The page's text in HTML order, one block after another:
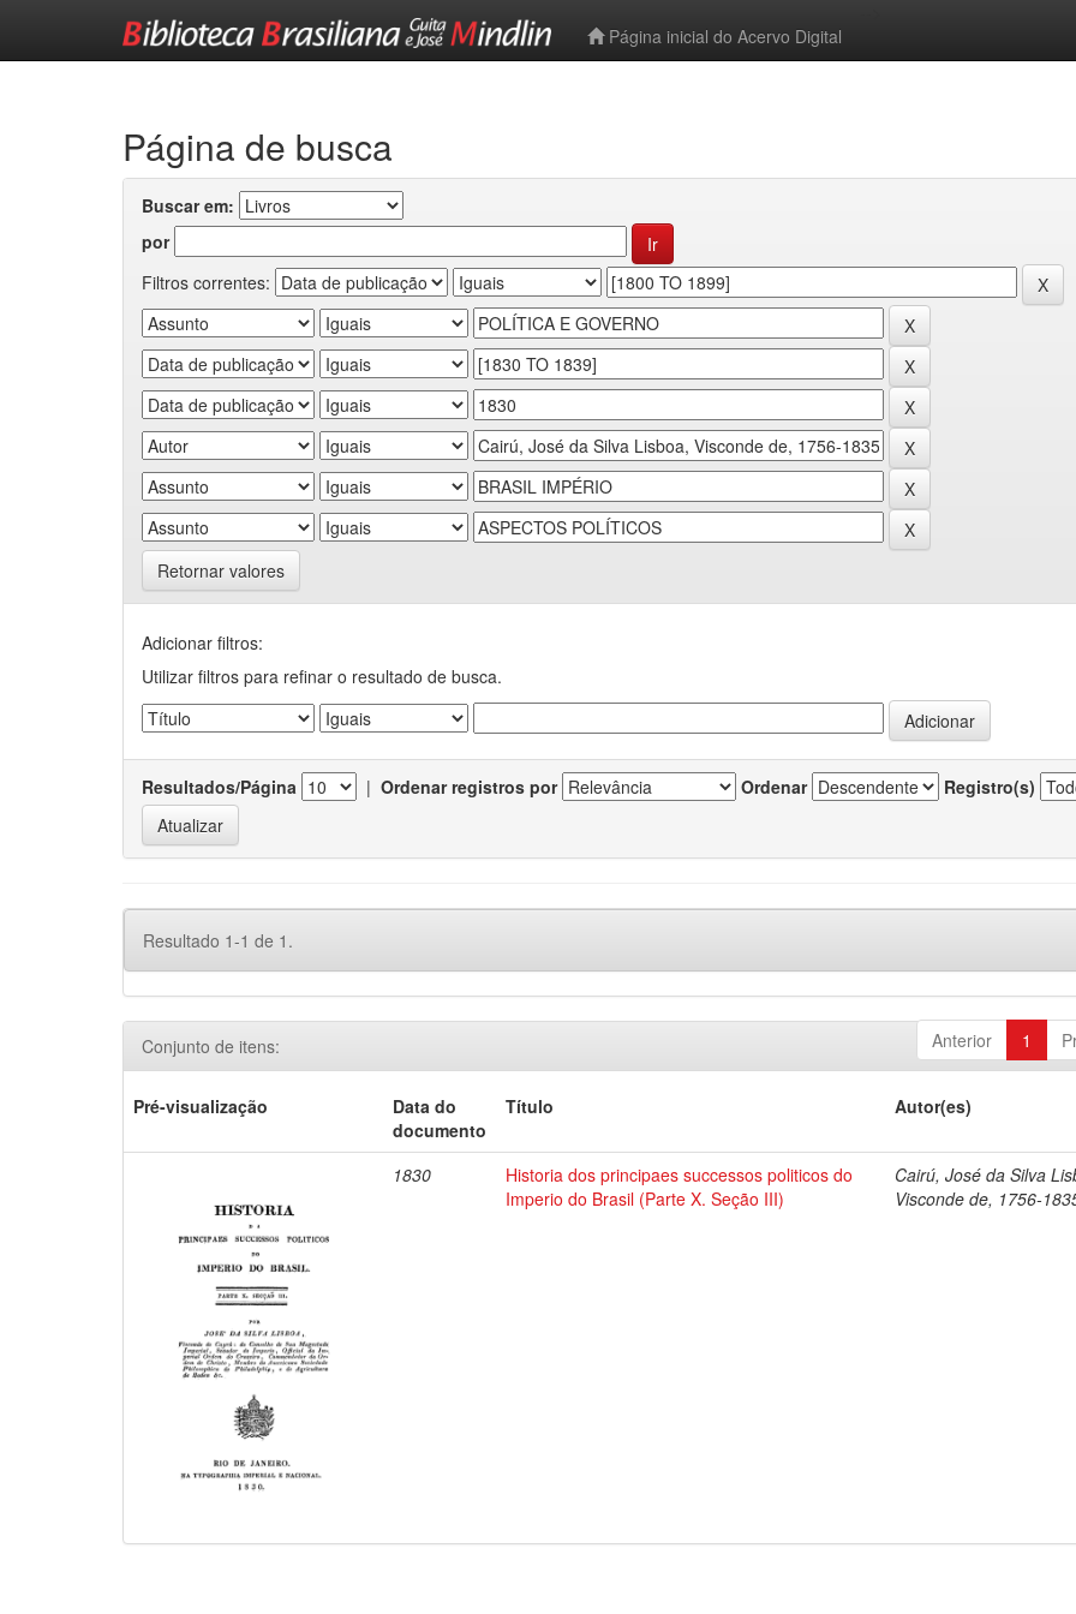
Página inicial do Acervo Digital
Página de busca
Buscar em:
por
Filtros correntes:
Retornar valores
Adicionar filtros:
Utilizar filtros para refinar o resultado de busca.
Resultados/Página | Ordenar registros por Ordenar Registro(s)
Resultado 1-1 de 1.
Anterior 1
Conjunto de itens:
Pré-visualização
Data do
documento
Título Autor(es)
1830
Historia dos principaes successos politicos do
Imperio do Brasil (Parte X. Seção III)
Cairú, José da Silva
Visconde de, 1756-